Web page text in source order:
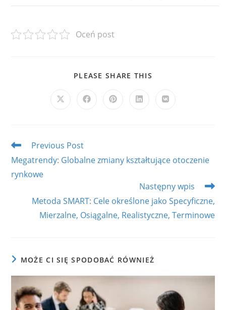
Oceń post
PLEASE SHARE THIS
Opens
Opens Opens Opens Opens
Read
articles
Previous Post
Megatrendy: Globalne zmiany kształtujące otoczenie
rynkowe
Następny wpis
Metoda SMART: Cele określone jako Specyficzne,
Mierzalne, Osiągalne, Realistyczne, Terminowe
MOŻE CI SIĘ SPODOBAĆ RÓWNIEŻ